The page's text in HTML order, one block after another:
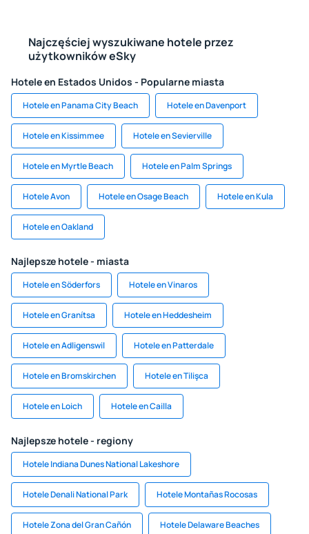
Najczęściej wyszukiwane hotele przez
użytkowników eSky
Hotele en Estados Unidos - Popularne miasta
Hotele en Panama City Beach Hotele en Davenport
Hotele en Kissimmee Hotele en Sevierville
Hotele en Myrtle Beach Hotele en Palm Springs
Hotele Avon Hotele en Osage Beach Hotele en Kula
Hotele en Oakland
Najlepsze hotele - miasta
Hotele en Söderfors Hotele en Vinaros
Hotele en Granítsa Hotele en Heddesheim
Hotele en Adligenswil Hotele en Patterdale
Hotele en Bromskirchen Hotele en Tilişca
Hotele en Loich Hotele en Cailla
Najlepsze hotele - regiony
Hotele Indiana Dunes National Lakeshore
Hotele Denali National Park Hotele Montañas Rocosas
Hotele Zona del Gran Cañón Hotele Delaware Beaches